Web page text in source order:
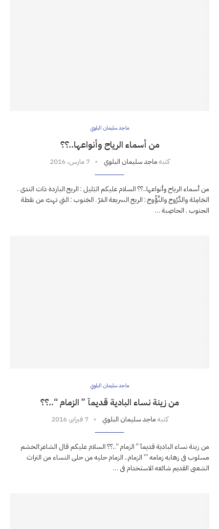
ماجد سليمان البلوي
من أسماء الرياح وأنواعها..؟؟
كتبهماجد سليمان البلوي 7 مارس، 2016
من أسماء الرياح وأنواعها..؟؟ السلام عليكم البَليل : الريح الباردة ذات الندى .
الجَامِلة والدَّرُوج والنَّؤُوج : الريح السريعة المَرّ . الجَنوب : التي تهبّ من نقطة
الجنوب . الحاصِبة …
ماجد سليمان البلوي
من زينة نساء البادية قديمآ ” الزمام “..؟؟
كتبهماجد سليمان البلوي 7 فبراير، 2016
من زينة نساء البادية قديمآ ” الزمام “..؟؟ السلام عليكم قال الشاعر:الخشم
مسلوب فى زهابه زمامه ’’’ الزمام.. الزمام حليه من حلى النساء من التراث
الشعبى القديم شائعه الاستخدام فى …